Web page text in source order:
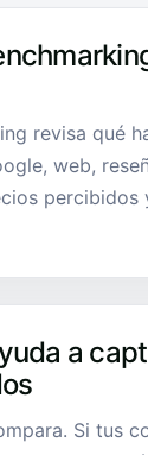
revisa qué
web,
percibidos
a
Si tus